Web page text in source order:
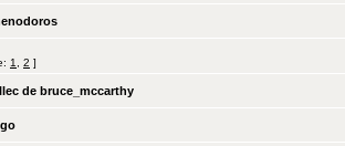
1 2 ]
de bruce_mccarthy